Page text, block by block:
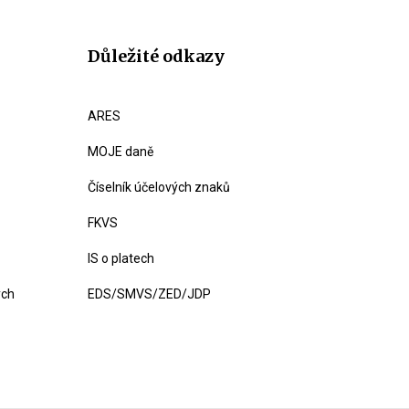
Důležité odkazy
ARES
MOJE daně
Číselník účelových znaků
FKVS
IS o platech
EDS/SMVS/ZED/JDP